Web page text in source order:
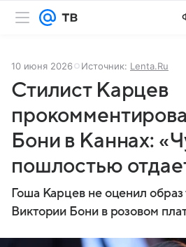
10 июня 2026 Источник: Lenta.Ru
Стилист Карцев
Бони в Каннах:
пошлостью
Гоша Карцев не оценил
Виктории Бони в розовом